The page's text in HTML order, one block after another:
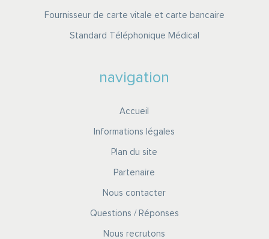
Fournisseur de carte vitale et carte bancaire
Standard Téléphonique Médical
navigation
Accueil
Informations légales
Plan du site
Partenaire
Nous contacter
Questions / Réponses
Nous recrutons